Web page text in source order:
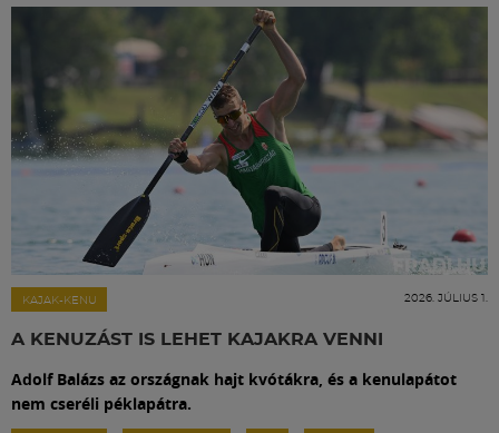
KAJAK-KENU 2026. JÚLIUS 1.
A KENUZÁST IS LEHET KAJAKRA VENNI
Adolf Balázs az országnak hajt kvótákra, és a kenulapátot
nem cseréli péklapátra.
Jegyek
FM YouTube +
Hírek
Labdarúgás
Szakosztályok